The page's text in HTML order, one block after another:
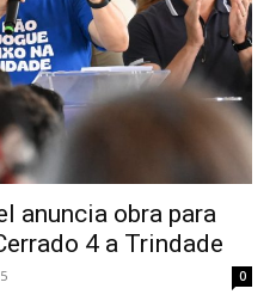
anuncia obra para
4 a Trindade
0